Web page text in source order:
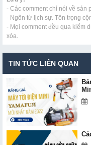
- Các comment chỉ nói về sản
- Ngôn từ lịch sự. Tôn trọng
- Mọi comment đều qua kiểm
xóa.
TIN TỨC LIÊN QUAN